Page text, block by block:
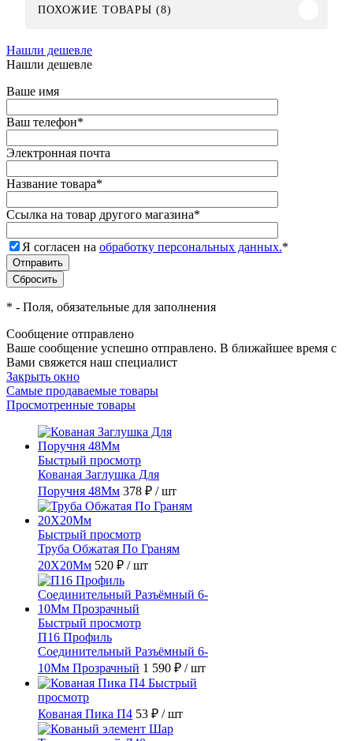
ПОХОЖИЕ ТОВАРЫ (8)
Нашли дешевле
Нашли дешевле
Ваше имя
Ваш телефон*
Электронная почта
Название товара*
Ссылка на товар другого магазина*
Я согласен на обработку персональных данных.*
* - Поля, обязательные для заполнения
Сообщение отправлено
Ваше сообщение успешно отправлено. В ближайшее время с
Вами свяжется наш специалист
Закрыть окно
Самые продаваемые товары
Просмотренные товары
Быстрый просмотр
Кованая Заглушка Для
Поручня 48Мм 378 ₽ / шт
Быстрый просмотр
Труба Обжатая По Граням
20X20Мм 520 ₽ / шт
Быстрый просмотр
П16 Профиль
Соединительный Разъёмный 6-
10Мм Прозрачный 1 590 ₽ / шт
Быстрый
просмотр
Кованая Пика П4 53 ₽ / шт